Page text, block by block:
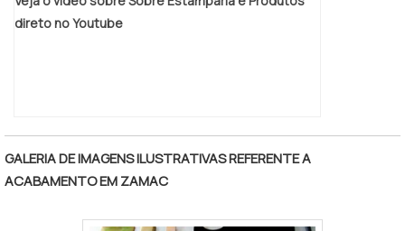
direto no Youtube
GALERIA DE IMAGENS ILUSTRATIVAS REFERENTE A
ACABAMENTO EM ZAMAC